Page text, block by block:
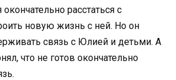
расстаться с
новую жизнь с ней. Но он
связь с Юлией и детьми. А
что не готов окончательно